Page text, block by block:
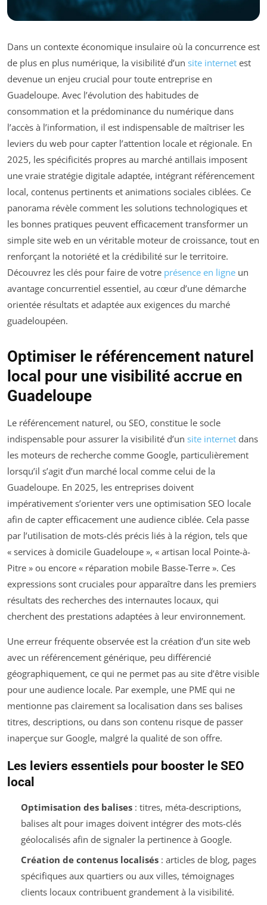
Dans un contexte économique insulaire où la concurrence est
de plus en plus numérique, la visibilité d’un site internet est
devenue un enjeu crucial pour toute entreprise en
Guadeloupe. Avec l’évolution des habitudes de
consommation et la prédominance du numérique dans
l’accès à l’information, il est indispensable de maîtriser les
leviers du web pour capter l’attention locale et régionale. En
2025, les spécificités propres au marché antillais imposent
une vraie stratégie digitale adaptée, intégrant référencement
local, contenus pertinents et animations sociales ciblées. Ce
panorama révèle comment les solutions technologiques et
les bonnes pratiques peuvent efficacement transformer un
simple site web en un véritable moteur de croissance, tout en
renforçant la notoriété et la crédibilité sur le territoire.
Découvrez les clés pour faire de votre présence en ligne un
avantage concurrentiel essentiel, au cœur d’une démarche
orientée résultats et adaptée aux exigences du marché
guadeloupéen.
Optimiser le référencement naturel
local pour une visibilité accrue en
Guadeloupe
Le référencement naturel, ou SEO, constitue le socle
indispensable pour assurer la visibilité d’un site internet dans
les moteurs de recherche comme Google, particulièrement
lorsqu’il s’agit d’un marché local comme celui de la
Guadeloupe. En 2025, les entreprises doivent
impérativement s’orienter vers une optimisation SEO locale
afin de capter efficacement une audience ciblée. Cela passe
par l’utilisation de mots-clés précis liés à la région, tels que
« services à domicile Guadeloupe », « artisan local Pointe-à-
Pitre » ou encore « réparation mobile Basse-Terre ». Ces
expressions sont cruciales pour apparaître dans les premiers
résultats des recherches des internautes locaux, qui
cherchent des prestations adaptées à leur environnement.
Une erreur fréquente observée est la création d’un site web
avec un référencement générique, peu différencié
géographiquement, ce qui ne permet pas au site d’être visible
pour une audience locale. Par exemple, une PME qui ne
mentionne pas clairement sa localisation dans ses balises
titres, descriptions, ou dans son contenu risque de passer
inaperçue sur Google, malgré la qualité de son offre.
Les leviers essentiels pour booster le SEO
local
Optimisation des balises: titres, méta-descriptions,
balises alt pour images doivent intégrer des mots-clés
géolocalisés afin de signaler la pertinence à Google.
Création de contenus localisés: articles de blog, pages
spécifiques aux quartiers ou aux villes, témoignages
clients locaux contribuent grandement à la visibilité.